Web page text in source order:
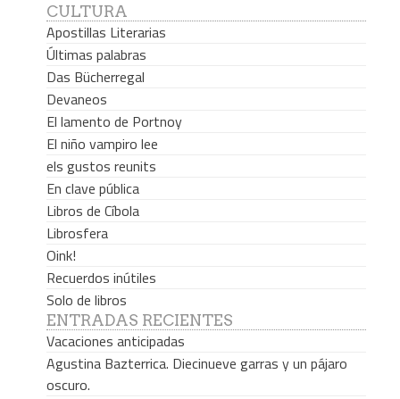
CULTURA
Apostillas Literarias
Últimas palabras
Das Bücherregal
Devaneos
El lamento de Portnoy
El niño vampiro lee
els gustos reunits
En clave pública
Libros de Cíbola
Librosfera
Oink!
Recuerdos inútiles
Solo de libros
ENTRADAS RECIENTES
Vacaciones anticipadas
Agustina Bazterrica. Diecinueve garras y un pájaro
oscuro.